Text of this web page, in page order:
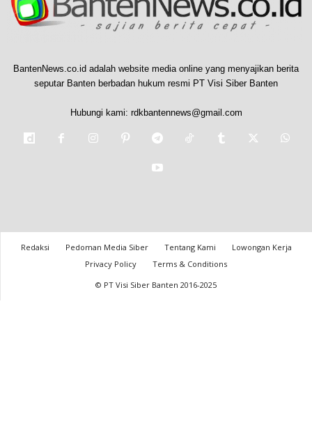
BantenNews.co.id adalah website media online yang menyajikan berita
seputar Banten berbadan hukum resmi PT Visi Siber Banten
Hubungi kami: rdkbantennews@gmail.com
Redaksi Pedoman Media Siber Tentang Kami
Lowongan Kerja
Privacy Policy
Terms & Conditions
© PT Visi Siber Banten 2016-2025